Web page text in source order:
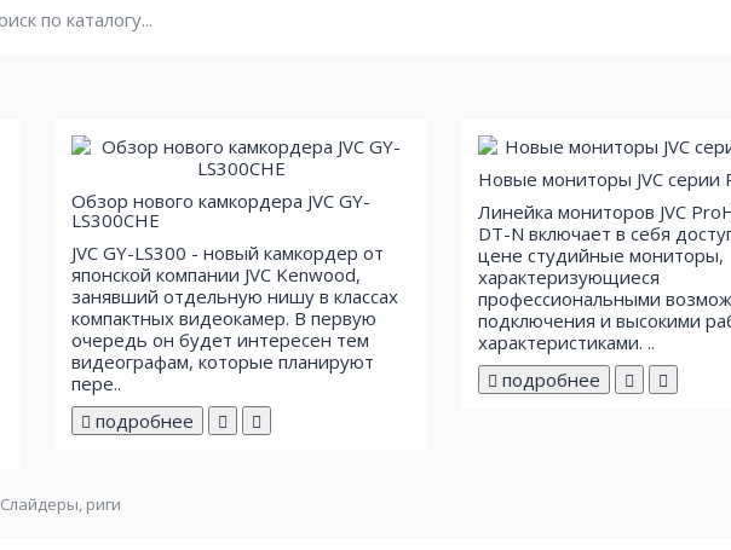
Обзор нового камкордера JVC GY-
LS300CHE
JVC GY-LS300 - новый камкордер от
японской компании JVC Kenwood,
занявший отдельную нишу в классах
компактных видеокамер. В первую
очередь он будет интересен тем
видеографам, которые планируют
пере..
подробнее
Новые мониторы JVC серии
Линейка мониторов JVC
DT-N включает в себя
цене студийные мониторы,
характеризующиеся
профессиональными
подключения и высокими
характеристиками. ..
подробнее
Слайдеры, риги